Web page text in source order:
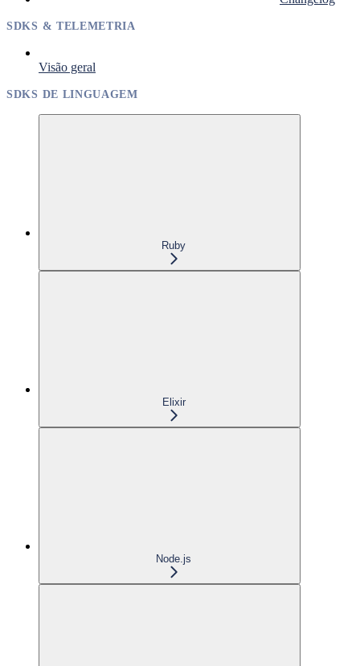
SDKS & TELEMETRIA
Visão geral
SDKS DE LINGUAGEM
Ruby
Elixir
Node.js